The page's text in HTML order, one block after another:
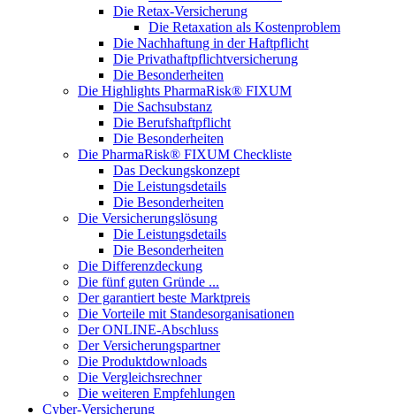
Die Retax-Versicherung
Die Retaxation als Kostenproblem
Die Nachhaftung in der Haftpflicht
Die Privathaftpflichtversicherung
Die Besonderheiten
Die Highlights PharmaRisk® FIXUM
Die Sachsubstanz
Die Berufshaftpflicht
Die Besonderheiten
Die PharmaRisk® FIXUM Checkliste
Das Deckungskonzept
Die Leistungsdetails
Die Besonderheiten
Die Versicherungslösung
Die Leistungsdetails
Die Besonderheiten
Die Differenzdeckung
Die fünf guten Gründe ...
Der garantiert beste Marktpreis
Die Vorteile mit Standesorganisationen
Der ONLINE-Abschluss
Der Versicherungspartner
Die Produktdownloads
Die Vergleichsrechner
Die weiteren Empfehlungen
Cyber-Versicherung